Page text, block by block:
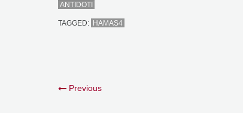
ANTIDOTI
TAGGED: HAMAS4
Previous